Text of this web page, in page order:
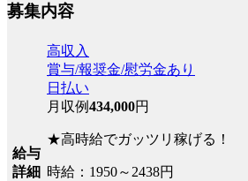
募集内容
給与
詳細
高収入
賞与/報奨金/慰労金あり
日払い
月収例434,000円
★高時給でガッツリ稼げる！
時給：1950～2438円